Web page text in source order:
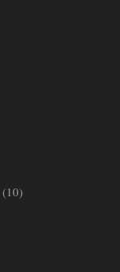
(10)